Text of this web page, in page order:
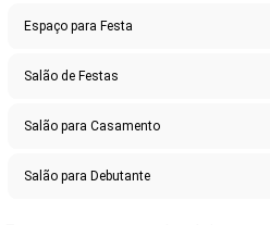
Espaço para Festa
Salão de Festas
Salão para Casamento
Salão para Debutante